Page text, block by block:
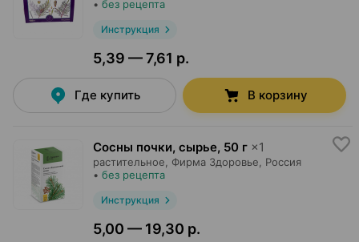
• без рецепта
Инструкция
5,39 — 7,61 р.
Где купить В корзину
Сосны почки, сырье, 50 г ×1
растительное, Фирма Здоровье , Россия
• без рецепта
Инструкция
5,00 — 19,30 р.